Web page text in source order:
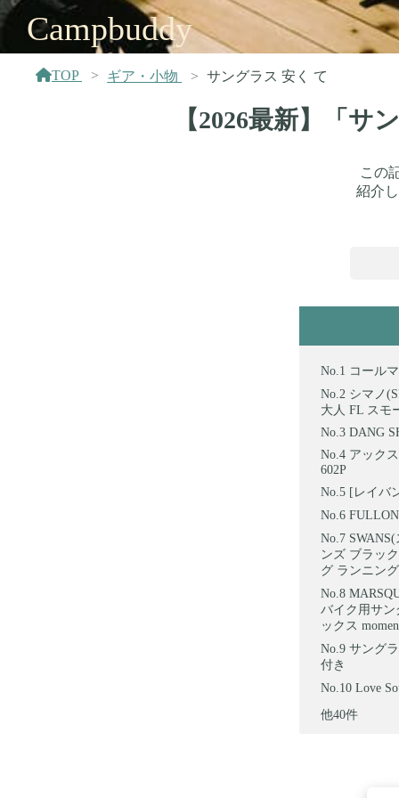
Campbuddy
TOP ギア・小物 サングラス 安く て
【2026最新】「
この
紹介
コール
シマノ
大人 FL スモ
DANG
アック
602P
[レイバ
ンズ ブラッ
グ ランニング
バイク用サ
ックス
サング
付き
Love
他40件